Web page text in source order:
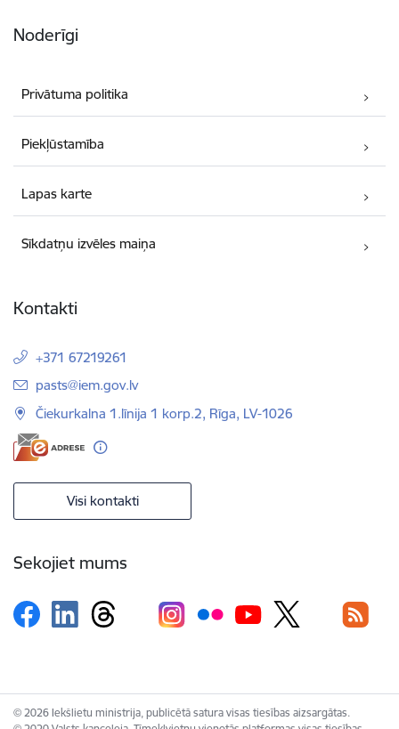
Noderīgi
Privātuma politika
Piekļūstamība
Lapas karte
Sīkdatņu izvēles maiņa
Kontakti
+371 67219261
E-pasts:
pasts@iem.gov.lv
Čiekurkalna 1.līnija 1 korp.2, Rīga, LV-1026
Visi kontakti
Sekojiet mums
© 2026 Iekšlietu ministrija, publicētā satura visas tiesības aizsargātas.